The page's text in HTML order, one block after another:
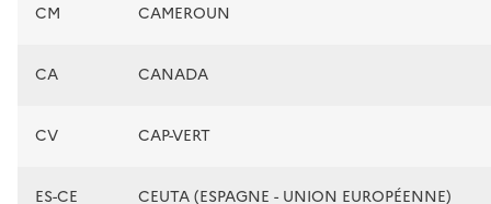
CM CAMEROUN
CA CANADA
CV CAP-VERT
ES-CE CEUTA (ESPAGNE - UNION EUROPÉENNE)